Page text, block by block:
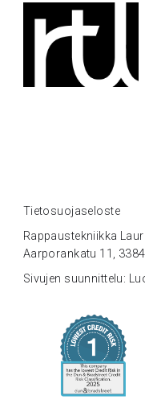
Tietosuojaseloste
Rappaustekniikka
Aarporankatu 11,
Sivujen suunnittelu: